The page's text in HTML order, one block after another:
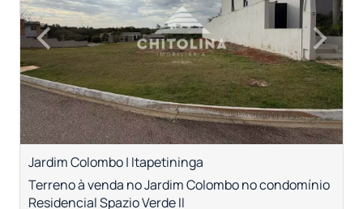
‹Previous ›
Next
Jardim Colombo | Itapetininga
Terreno à venda no Jardim Colombo no condomínio
Residencial Spazio Verde II